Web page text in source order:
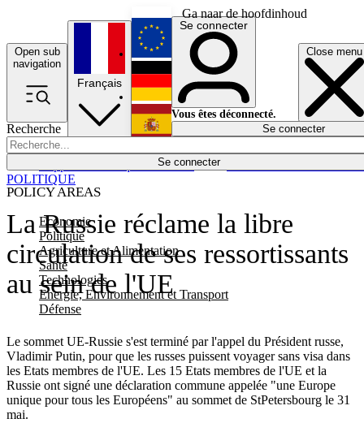
Ga naar de hoofdinhoud
Open sub
navigation
Close menu
Recherche
Se connecter
POLICY AREAS
Economie
Politique
Agriculture et Alimentation
Santé
Technologies
Energie, Environnement et Transport
Défense
Économie
Français
English
Deutsch
Español
Se connecter
Vous êtes déconnecté.
Se connecter
La Russie réclame la libre
circulation de ses ressortissants
au sein de l'UE
Le sommet UE-Russie s'est terminé par l'appel du Président russe,
Vladimir Putin, pour que les russes puissent voyager sans visa dans
les Etats membres de l'UE. Les 15 Etats membres de l'UE et la
Russie ont signé une déclaration commune appelée "une Europe
unique pour tous les Européens" au sommet de StPetersbourg le 31
mai.
POLITIQUE